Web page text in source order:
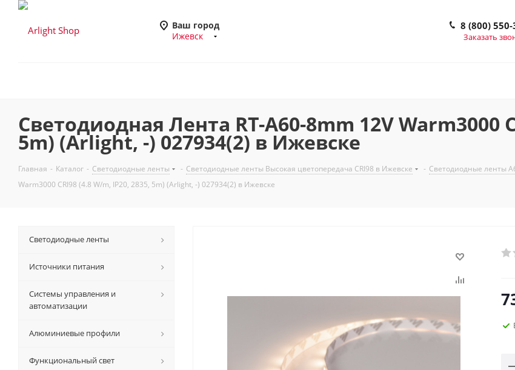
Ваш город
Ижевск
8 (800) 550-
Заказать
Светодиодная Лента RT-A60-8mm 12V Warm3000
5m) (Arlight, -) 027934(2) в Ижевске
Главная - Каталог - Светодиодные ленты - Светодиодные ленты Высокая цветопередача CRI98 в Ижевске - Светодиодные ленты
Warm3000 CRI98 (4.8 W/m, IP20, 2835, 5m) (Arlight, -) 027934(2) в Ижевске
Светодиодные ленты
Источники питания
Системы управления и
автоматизации
Алюминиевые профили
Функциональный свет